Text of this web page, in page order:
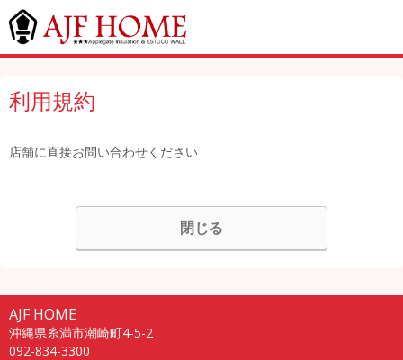
利用規約
店舗に直接お問い合わせください
閉じる
AJF HOME
沖縄県糸満市潮崎町4-5-2
092-834-3300